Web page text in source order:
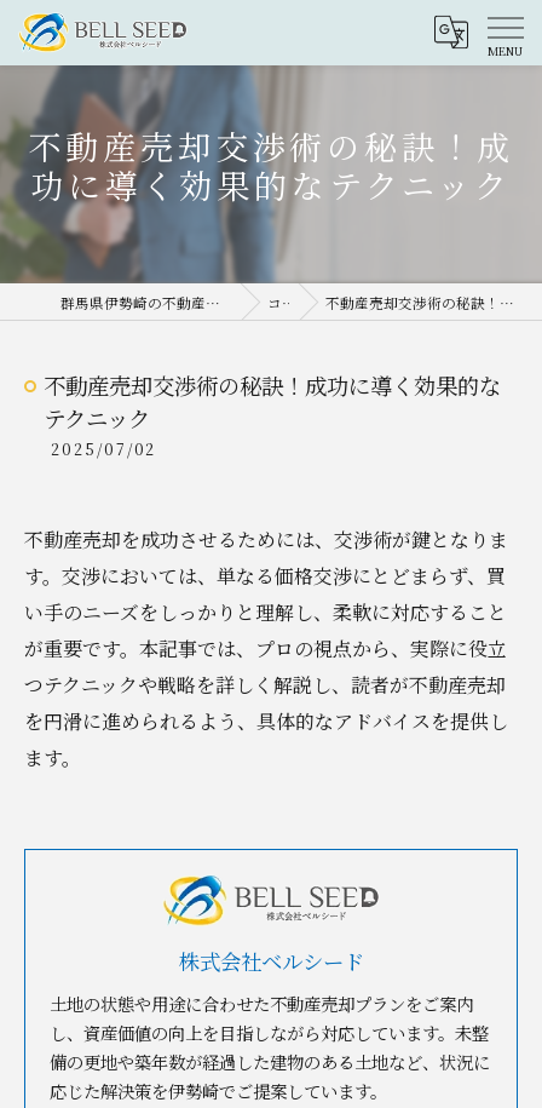
不動産売却交渉術の秘訣！成
功に導く効果的なテクニック
群馬県伊勢崎の不動産売却なら株式会社ベルシード コラム 不動産売却交渉術の秘訣！成功に導く効果的なテクニック
不動産売却交渉術の秘訣！成功に導く効果的な
テクニック
2025/07/02
不動産売却を成功させるためには、交渉術が鍵となりま
す。交渉においては、単なる価格交渉にとどまらず、買
い手のニーズをしっかりと理解し、柔軟に対応すること
が重要です。本記事では、プロの視点から、実際に役立
つテクニックや戦略を詳しく解説し、読者が不動産売却
を円滑に進められるよう、具体的なアドバイスを提供し
ます。
株式会社ベルシード
土地の状態や用途に合わせた不動産売却プランをご案内
し、資産価値の向上を目指しながら対応しています。未整
備の更地や築年数が経過した建物のある土地など、状況に
応じた解決策を伊勢崎でご提案しています。